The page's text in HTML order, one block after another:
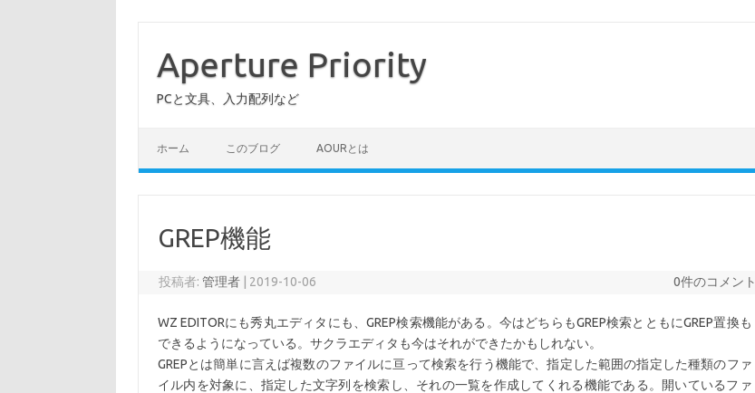
Aperture Priority
PCと文具、入力配列など
ホーム このブログ AOURとは
GREP機能
投稿者:管理者 2019-10-06 0件のコメント
WZ EDITORにも秀丸エディタにも、GREP検索機能がある。今はどちらもGREP検索とともにGREP置換も
できるようになっている。サクラエディタも今はそれができたかもしれない。
GREPとは簡単に言えば複数のファイルに亘って検索を行う機能で、指定した範囲の指定した種類のファ
イル内を対象に、指定した文字列を検索し、それの一覧を作成してくれる機能である。開いているファ